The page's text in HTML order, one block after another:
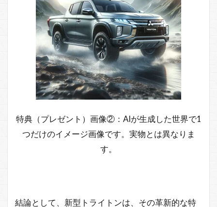
特典（プレゼント）画像②：AIが生成した世界で1
つだけのイメージ画像です。実物とは異なりま
す。
結論として、新型トライトンは、その革新的な特